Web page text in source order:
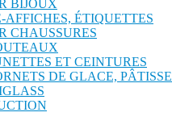
BIJOUX
AFFICHES, ÉTIQUETTES
CHAUSSURES
ET CEINTURES
DE GLACE,